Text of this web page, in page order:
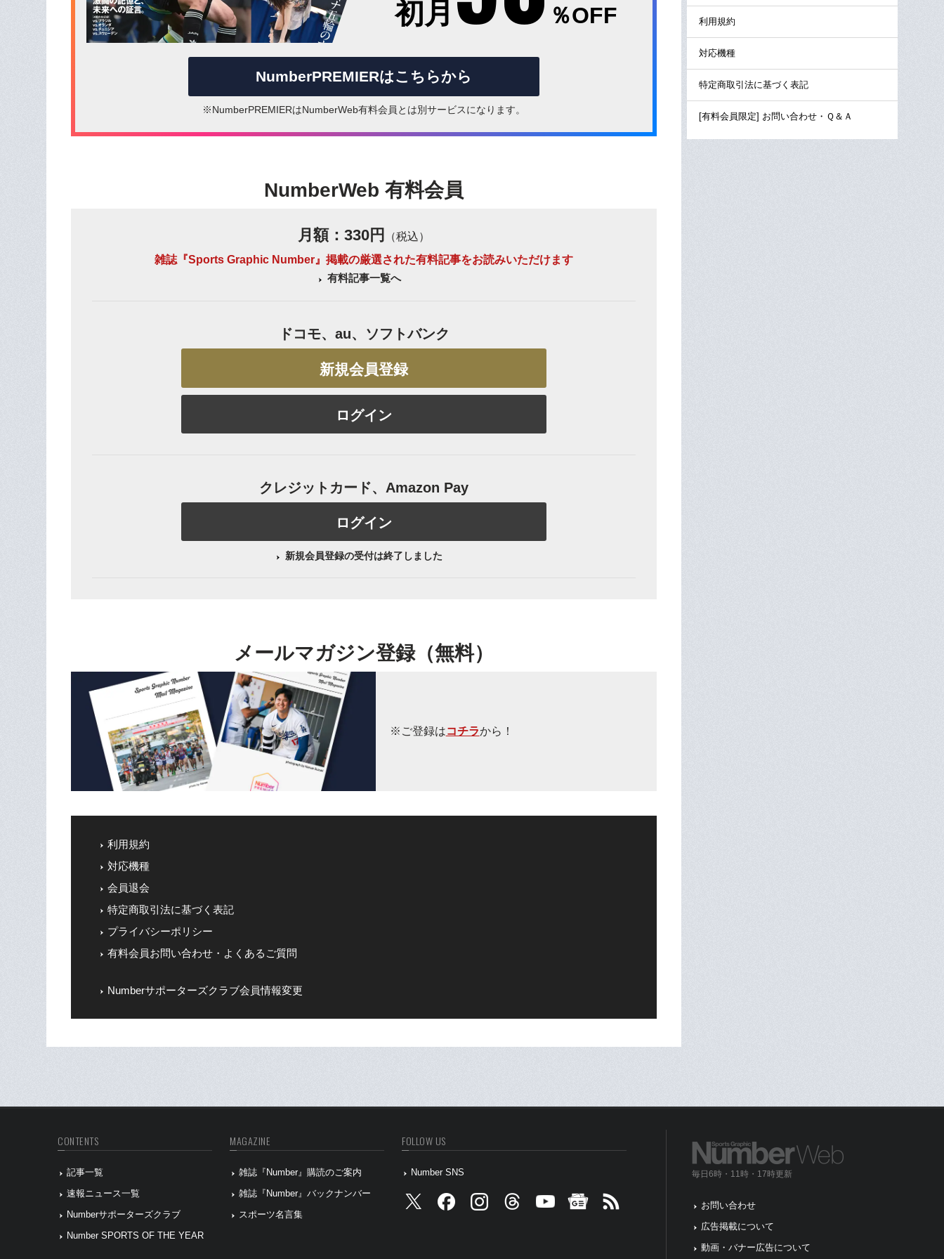
初月 ％OFF
NumberPREMIERはこちらから
※NumberPREMIERはNumberWeb有料会員とは別サービスになります。
NumberWeb 有料会員
月額：330円
（税込）
雑誌『Sports Graphic Number』掲載の厳選された有料記事をお読みいただけます
有料記事一覧へ
ドコモ、au、ソフトバンク
新規会員登録
ログイン
クレジットカード、Amazon Pay
ログイン
新規会員登録の受付は終了しました
メールマガジン登録（無料）
※ご登録はコチラから！
利用規約
対応機種
会員退会
特定商取引法に基づく表記
プライバシーポリシー
有料会員お問い合わせ・よくあるご質問
Numberサポーターズクラブ会員情報変更
利用規約
対応機種
特定商取引法に基づく表記
[有料会員限定] お問い合わせ・Ｑ＆Ａ
CONTENTS
記事一覧
速報ニュース一覧
Numberサポーターズクラブ
Number SPORTS OF THE YEAR
MAGAZINE
雑誌『Number』購読のご案内
雑誌『Number』バックナンバー
スポーツ名言集
FOLLOW US
Number SNS 毎日6時・11時・17時更新
お問い合わせ
広告掲載について
動画・バナー広告について